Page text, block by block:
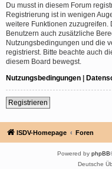
Du musst in diesem Forum
Registrierung ist in wenigen
weitere Funktionen zuzugreifen.
Benutzern auch zusätzliche
Nutzungsbedingungen und die
registrierst. Bitte beachte auch
diesem Board bewegst.
Nutzungsbedingungen |
Registrieren
ISDV-Homepage Foren
Powered by phpBB
Deutsche